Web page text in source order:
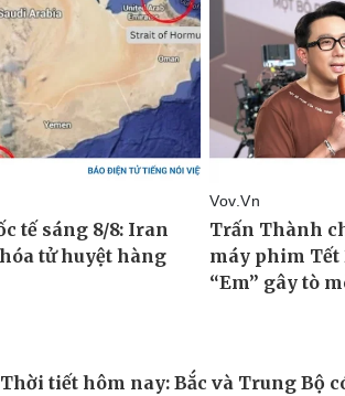
Thời tiết hôm nay: Bắc và Trung Bộ